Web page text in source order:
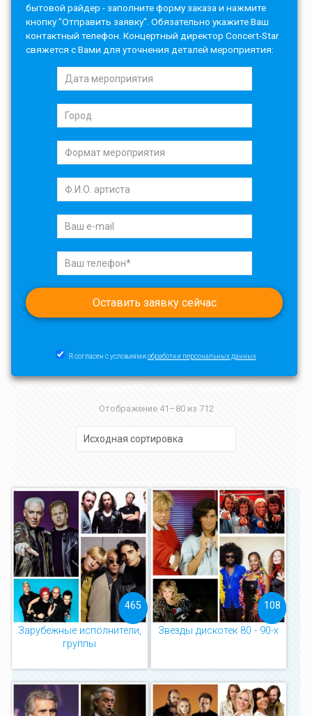
бытовой райдер - заполните форму заказа и нажмите
кнопку "Отправить заявку". Обязательно укажите Ваш
контактный телефон. Концертный директор Concert-Star
свяжется с Вами для уточнения деталей мероприятия:
Я согласен с условиями обработки персональных данных
Отображение 41–80 из 712
Зарубежные исполнители,
группы
465
Звезды дискотек 80 - 90-х
108